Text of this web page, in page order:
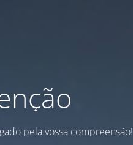
pela vossa compreensão!